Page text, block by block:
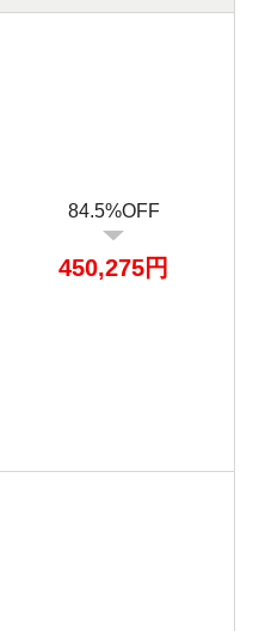
84.5%OFF
450,275円